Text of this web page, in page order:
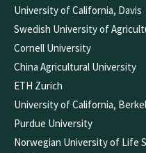
University of California, Davis
Swedish University of
Cornell University
China Agricultural University
ETH Zurich
University of California,
Purdue University
Norwegian University of Life